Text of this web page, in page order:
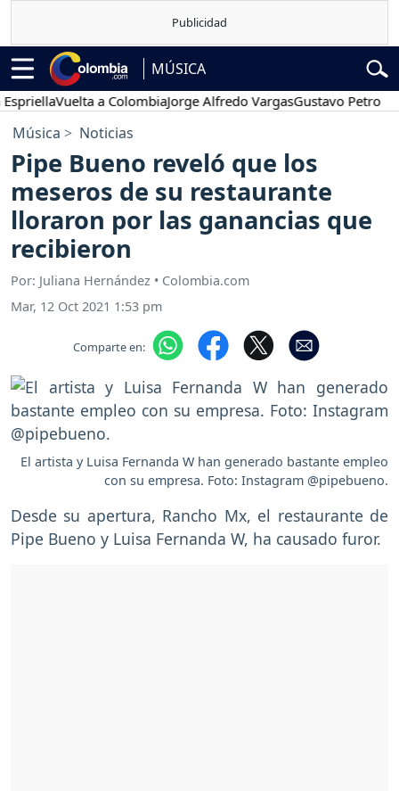
MÚSICA
Vuelta a ColombiaJorge Alfredo VargasGustavo Petro
Música Noticias
Pipe Bueno reveló que los
meseros de su restaurante
lloraron por las ganancias que
recibieron
Por: Juliana Hernández • Colombia.com
Mar, 12 Oct 2021 1:53 pm
Comparte en:
El artista y Luisa Fernanda W han generado bastante empleo
con su empresa. Foto: Instagram @pipebueno.
Desde su apertura, Rancho Mx, el restaurante de
Pipe Bueno y Luisa Fernanda W, ha causado furor.